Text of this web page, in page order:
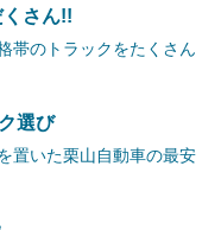
さん!!
帯のトラックをたくさん
選び
置いた栗山自動車の最安